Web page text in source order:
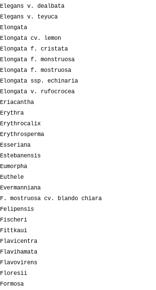
Elegans v. dealbata
Elegans v. teyuca
Elongata
Elongata cv. lemon
Elongata f. cristata
Elongata f. monstruosa
Elongata f. mostruosa
Elongata ssp. echinaria
Elongata v. rufocrocea
Eriacantha
Erythra
Erythrocalix
Erythrosperma
Esseriana
Estebanensis
Eumorpha
Euthele
Evermanniana
F. mostruosa cv. blando chiara
Felipensis
Fischeri
Fittkaui
Flavicentra
Flavihamata
Flavovirens
Floresii
Formosa